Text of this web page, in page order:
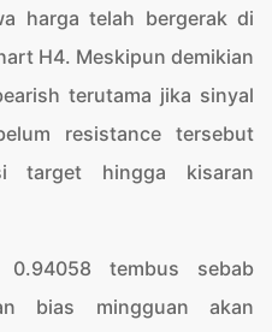
harga telah bergerak di
H4. Meskipun demikian
terutama jika sinyal
resistance tersebut
target hingga kisaran
tembus sebab
bias mingguan akan